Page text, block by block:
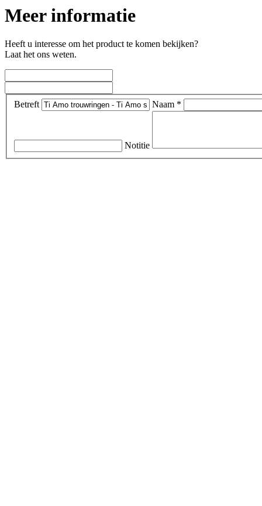
Meer informatie
Heeft u interesse om het product te komen bekijken?
Laat het ons weten.
Betreft Naam *
Notitie